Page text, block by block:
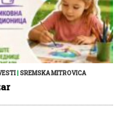
|SREMSKA MITROVICA